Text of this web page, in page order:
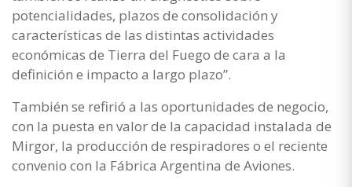
potencialidades, plazos de consolidación y
características de las distintas actividades
económicas de Tierra del Fuego de cara a la
definición e impacto a largo plazo”.
También se refirió a las oportunidades de negocio,
con la puesta en valor de la capacidad instalada de
Mirgor, la producción de respiradores o el reciente
convenio con la Fábrica Argentina de Aviones.